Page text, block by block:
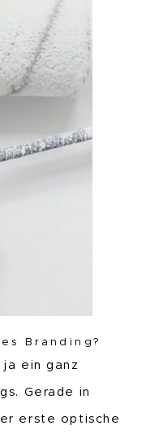
Branding?
ja ein ganz
Gerade in
erste optische